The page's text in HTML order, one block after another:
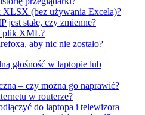
(bez używania Excela)?
jest stałe, czy zmienne?
plik XML?
aby nic nie zostało?
głośność w laptopie lub
– czy można go naprawić?
w routerze?
do laptopa i telewizora